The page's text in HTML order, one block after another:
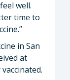
well.
time to
in San
at